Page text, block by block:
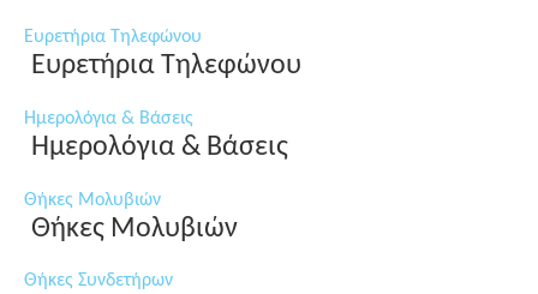
Ευρετήρια Τηλεφώνου
Ευρετήρια Τηλεφώνου
Ημερολόγια & Βάσεις
Ημερολόγια & Βάσεις
Θήκες Μολυβιών
Θήκες Μολυβιών
Θήκες Συνδετήρων